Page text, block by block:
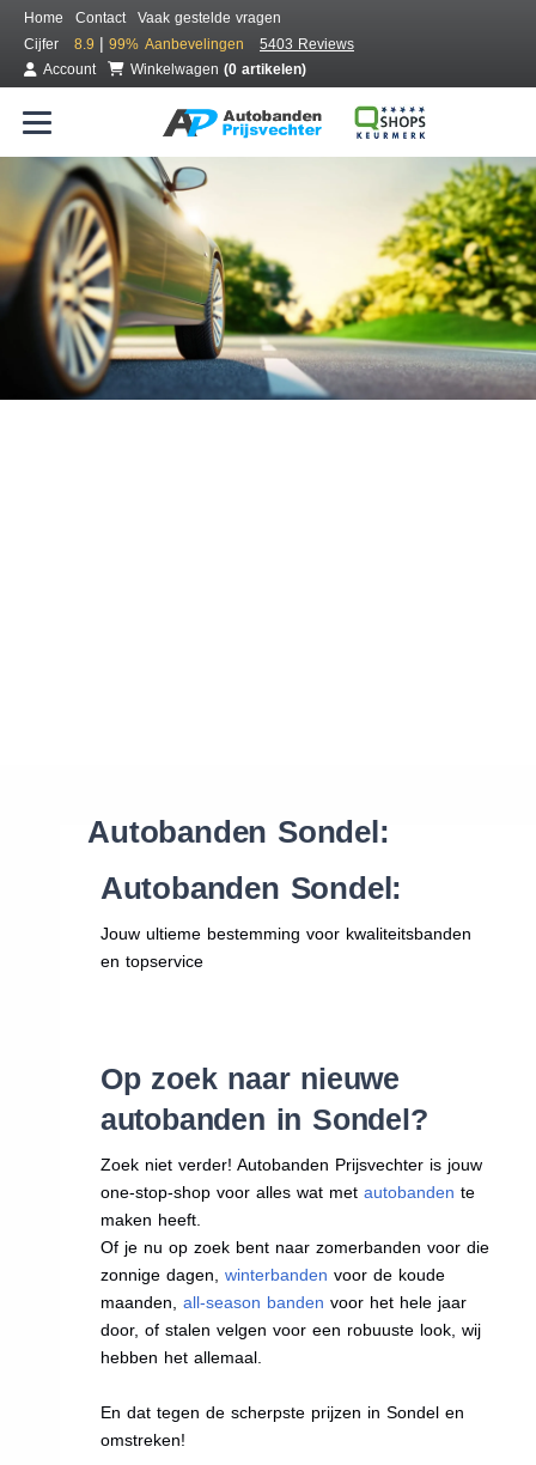
Home Contact
Vaak gestelde vragen
Cijfer
8.9 | 99% Aanbevelingen
5403 Reviews
Account
Winkelwagen (0 artikelen)
Bestel voordelig banden online
Gratis bezorgd of montage bij jou in de buurt
Seizoen:
Merken:
Autobanden Sondel:
Autobanden Sondel:
Jouw ultieme bestemming voor kwaliteitsbanden
en topservice
Op zoek naar nieuwe
autobanden in Sondel?
Zoek niet verder! Autobanden Prijsvechter is jouw
one-stop-shop voor alles wat met autobanden te
maken heeft.
Of je nu op zoek bent naar zomerbanden voor die
zonnige dagen, winterbanden voor de koude
maanden, all-season banden voor het hele jaar
door, of stalen velgen voor een robuuste look, wij
hebben het allemaal.
En dat tegen de scherpste prijzen in Sondel en
omstreken!